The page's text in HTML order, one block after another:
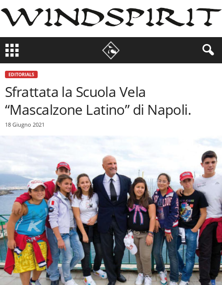
EDITORIALS
Sfrattata la Scuola Vela
“Mascalzone Latino” di Napoli.
18 Giugno 2021